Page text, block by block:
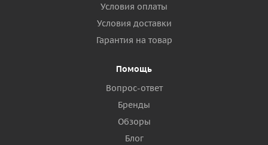
Условия оплаты
Условия доставки
Гарантия на товар
Помощь
Вопрос-ответ
Бренды
Обзоры
Блог